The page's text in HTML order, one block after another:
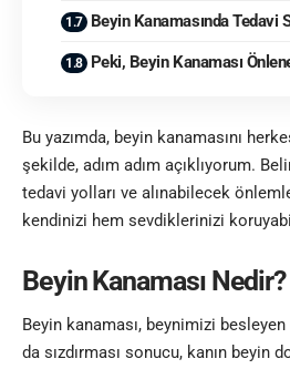
Beyin Kanamasında Tedavi
Peki, Beyin Kanaması
Bu yazımda, beyin kanamasını
şekilde, adım adım açıklıyorum.
tedavi yolları ve alınabilecek
kendinizi hem sevdiklerinizi
Beyin Kanaması Nedir?
Beyin kanaması, beynimizi besleyen
da sızdırması sonucu, kanın beyin